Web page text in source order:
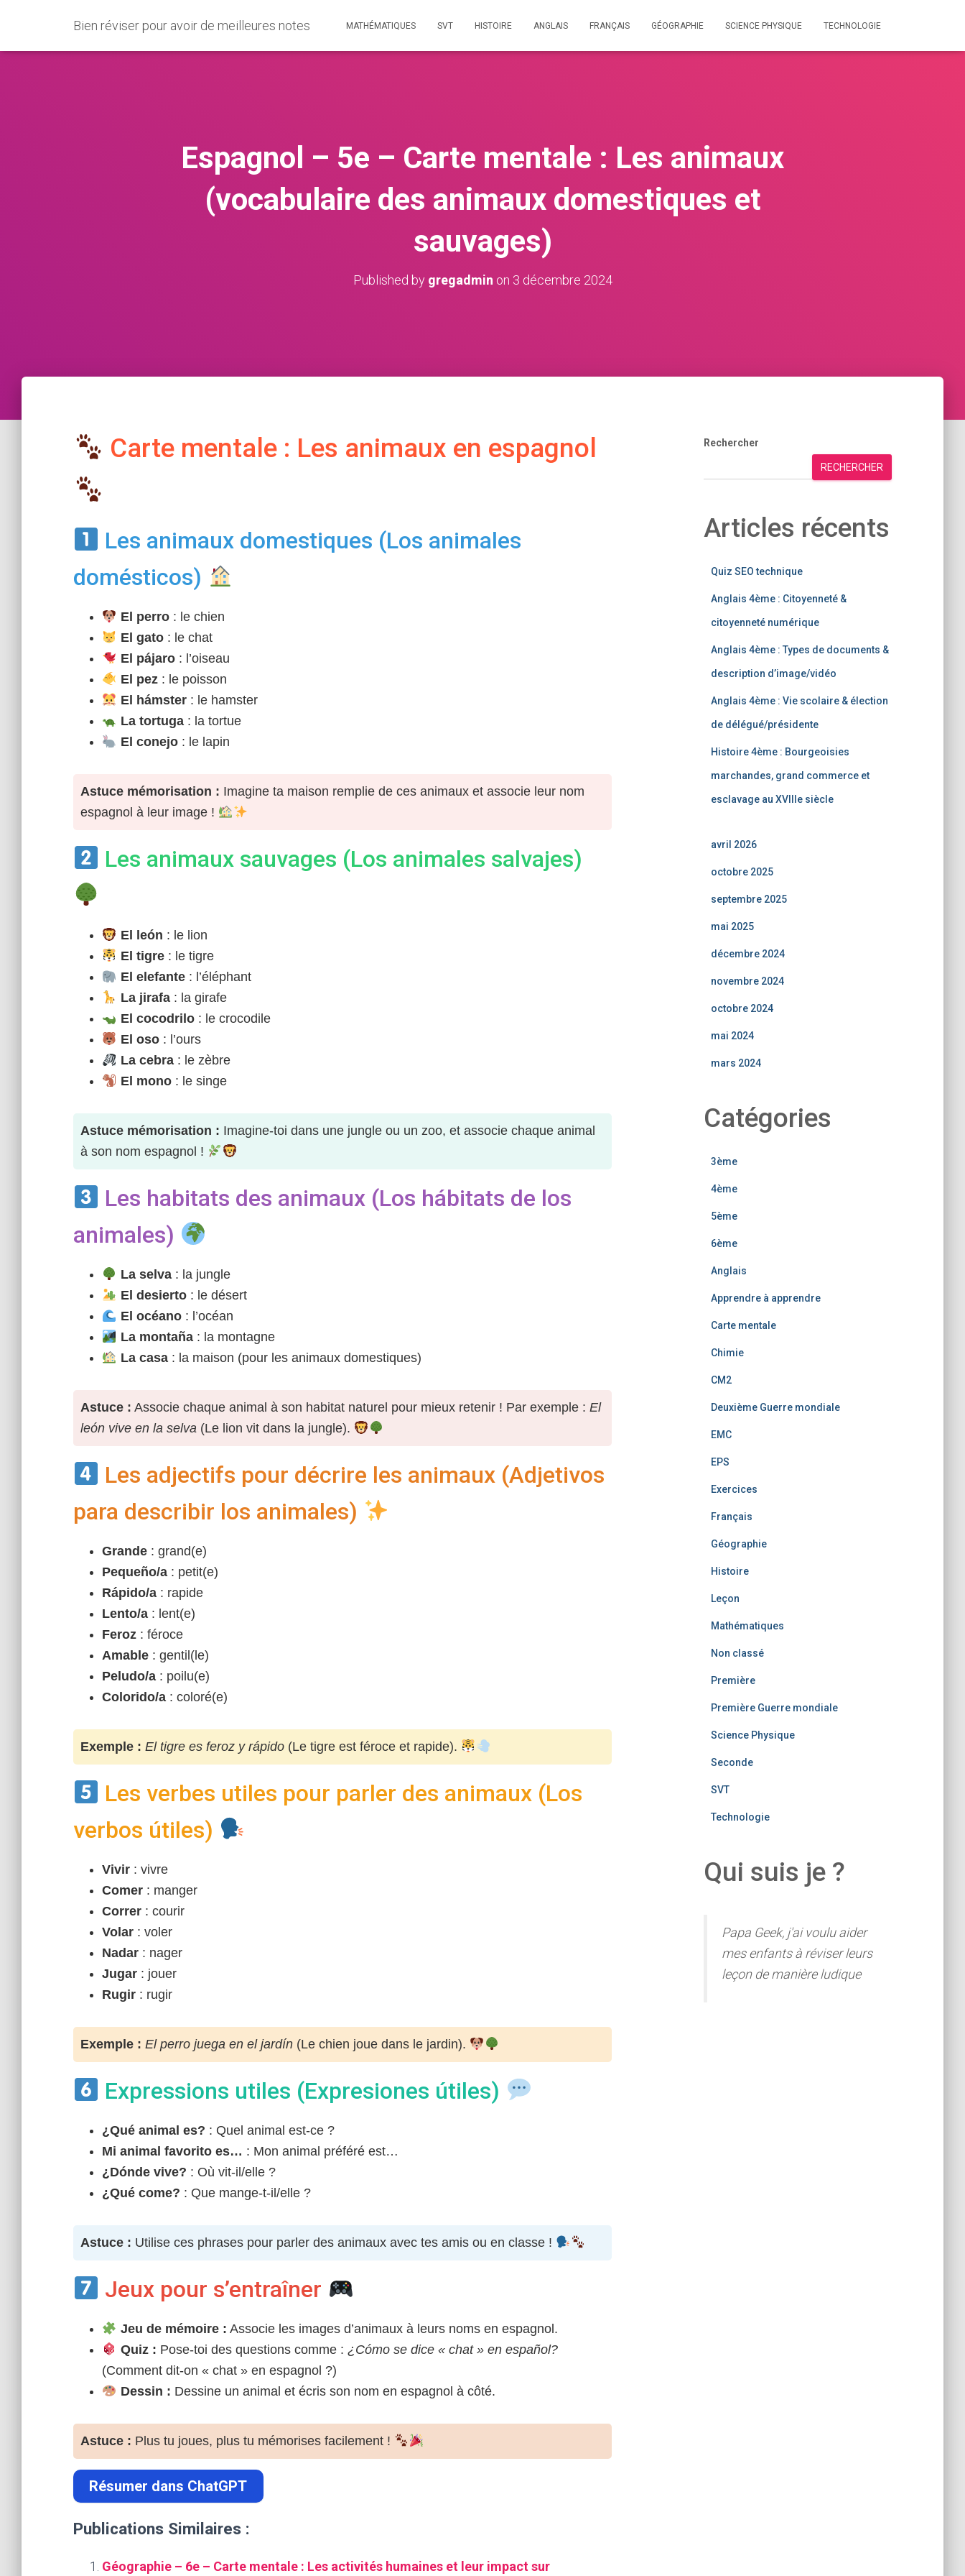
Bien réviser pour avoir de meilleures notes MATHÉMATIQUES SVT HISTOIRE ANGLAIS FRANÇAIS GÉOGRAPHIE SCIENCE PHYSIQUE TECHNOLOGIE
Espagnol – 5e – Carte mentale : Les animaux
(vocabulaire des animaux domestiques et
sauvages)
Published by gregadmin on 3 décembre 2024
Carte mentale : Les animaux en espagnol
Les animaux domestiques (Los animales
domésticos)
El perro: le chien
El gato: le chat
El pájaro: l’oiseau
El pez: le poisson
El hámster: le hamster
La tortuga: la tortue
El conejo: le lapin
Astuce mémorisation : Imagine ta maison remplie de ces animaux et associe leur nom
espagnol à leur image !
Les animaux sauvages (Los animales salvajes)
El león : le lion
El tigre: le tigre
El elefante: l’éléphant
La jirafa: la girafe
El cocodrilo: le crocodile
El oso: l’ours
La cebra: le zèbre
El mono: le singe
Astuce mémorisation : Imagine-toi dans une jungle ou un zoo, et associe chaque animal
à son nom espagnol !
Les habitats des animaux (Los hábitats de los
animales)
La selva: la jungle
El desierto: le désert
El océano: l’océan
La montaña: la montagne
La casa: la maison (pour les animaux domestiques)
Astuce : Associe chaque animal à son habitat naturel pour mieux retenir ! Par exemple : El
león vive en la selva (Le lion vit dans la jungle).
Les adjectifs pour décrire les animaux (Adjetivos
para describir los animales)
Grande : grand(e)
Pequeño/a : petit(e)
Rápido/a : rapide
Lento/a : lent(e)
Feroz : féroce
Amable : gentil(le)
Peludo/a : poilu(e)
Colorido/a : coloré(e)
Exemple : El tigre es feroz y rápido (Le tigre est féroce et rapide).
Les verbes utiles pour parler des animaux (Los
verbos útiles)
Vivir : vivre
Comer : manger
Correr : courir
Volar : voler
Nadar : nager
Jugar : jouer
Rugir : rugir
Exemple : El perro juega en el jardín (Le chien joue dans le jardin).
Expressions utiles (Expresiones útiles)
¿Qué animal es? : Quel animal est-ce ?
Mi animal favorito es… : Mon animal préféré est…
¿Dónde vive? : Où vit-il/elle ?
¿Qué come? : Que mange-t-il/elle ?
Astuce : Utilise ces phrases pour parler des animaux avec tes amis ou en classe !
Jeux pour s’entraîner
Jeu de mémoire : Associe les images d’animaux à leurs noms en espagnol.
Quiz : Pose-toi des questions comme : ¿Cómo se dice « chat » en español?
(Comment dit-on « chat » en espagnol ?)
Dessin : Dessine un animal et écris son nom en espagnol à côté.
Astuce : Plus tu joues, plus tu mémorises facilement !
Résumer dans ChatGPT
Publications Similaires :
Géographie – 6e – Carte mentale : Les activités humaines et leur impact sur
Rechercher
RECHERCHER
Articles récents
Quiz SEO technique
Anglais 4ème : Citoyenneté &
citoyenneté numérique
Anglais 4ème : Types de documents &
description d’image/vidéo
Anglais 4ème : Vie scolaire & élection
de délégué/présidente
Histoire 4ème : Bourgeoisies
marchandes, grand commerce et
esclavage au XVIIIe siècle
avril 2026
octobre 2025
septembre 2025
mai 2025
décembre 2024
novembre 2024
octobre 2024
mai 2024
mars 2024
Catégories
3ème
4ème
5ème
6ème
Anglais
Apprendre à apprendre
Carte mentale
Chimie
CM2
Deuxième Guerre mondiale
EMC
EPS
Exercices
Français
Géographie
Histoire
Leçon
Mathématiques
Non classé
Première
Première Guerre mondiale
Science Physique
Seconde
SVT
Technologie
Qui suis je ?
Papa Geek, j'ai voulu aider
mes enfants à réviser leurs
leçon de manière ludique